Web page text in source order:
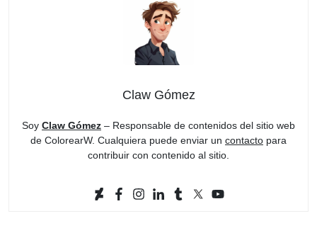
Claw Gómez
Soy Claw Gómez – Responsable de contenidos del sitio web
de ColorearW. Cualquiera puede enviar un contacto para
contribuir con contenido al sitio.